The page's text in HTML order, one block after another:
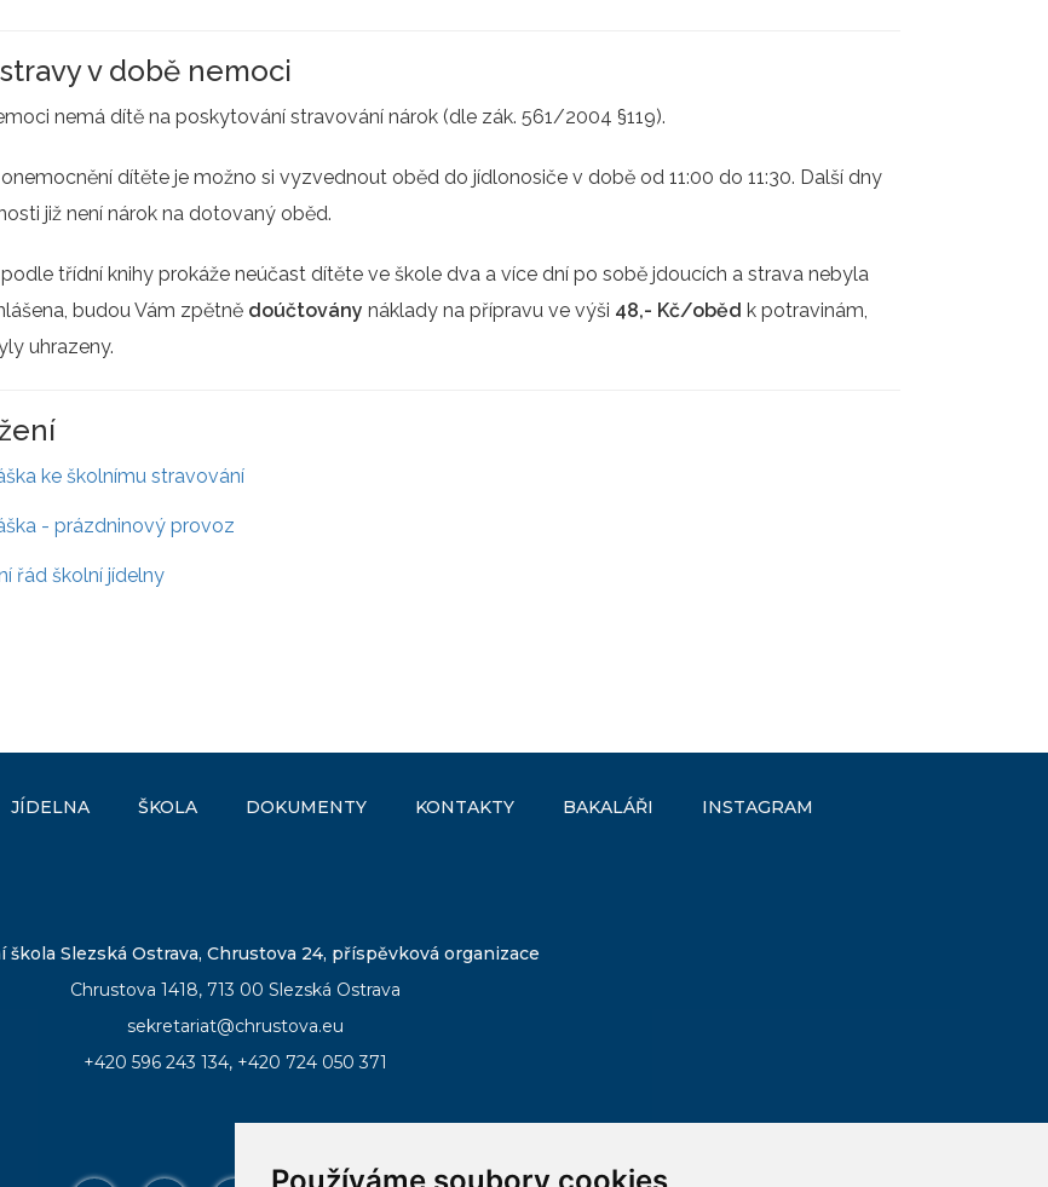
v době nemoci
nemá dítě na poskytování stravování nárok (dle zák. 561/2004 §119).
dítěte je možno si vyzvednout oběd do jídlonosiče v době od 11:00 do 11:30. Další dny
již není nárok na dotovaný oběd.
třídní knihy prokáže neúčast dítěte ve škole dva a více dní po sobě jdoucích a strava nebyla
budou Vám zpětně doúčtovány náklady na přípravu ve výši 48,- Kč/oběd k potravinám,
uhrazeny.
ke školnímu stravování
- prázdninový provoz
řád školní jídelny
JÍDELNA ŠKOLA DOKUMENTY KONTAKTY BAKALÁŘI INSTAGRAM
škola Slezská Ostrava, Chrustova 24, příspěvková organizace
Chrustova 1418, 713 00 Slezská Ostrava
sekretariat@chrustova.eu
+420 596 243 134, +420 724 050 371